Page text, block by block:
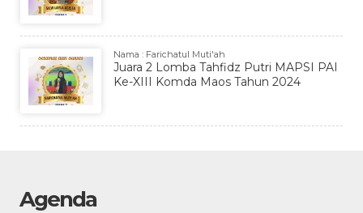
Nama : Farichatul Muti'ah
Juara 2 Lomba Tahfidz Putri MAPSI PAI
Ke-XIII Komda Maos Tahun 2024
Agenda